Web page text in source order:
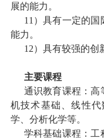
展的能力。
11 ）具有一定的
能力。
12）具有较强的创
主要课程
通识教育课程：高
机技术基础、线性
学、分析化学等。
学科基础课程：工